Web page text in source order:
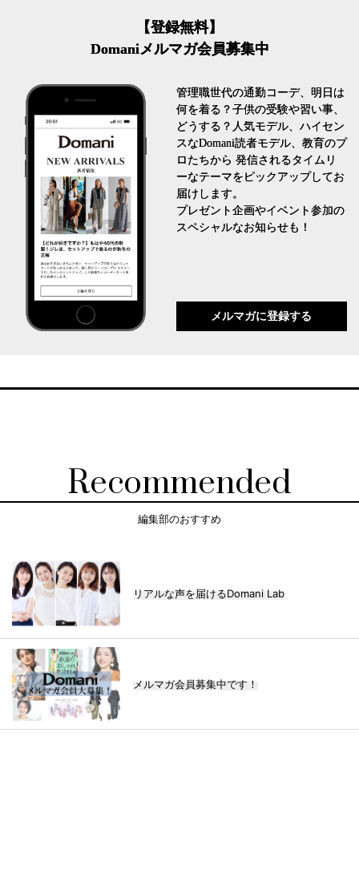
【登録無料】
Domaniメルマガ会員募集中
管理職世代の通勤コーデ、明日は
何を着る？子供の受験や習い事、
どうする？人気モデル、ハイセン
スなDomani読者モデル、教育のプ
ロたちから 発信されるタイムリ
ーなテーマをピックアップしてお
届けします。
プレゼント企画やイベント参加の
スペシャルなお知らせも！
メルマガに登録する
Recommended
編集部のおすすめ
リアルな声を届けるDomani Lab
メルマガ会員募集中です！